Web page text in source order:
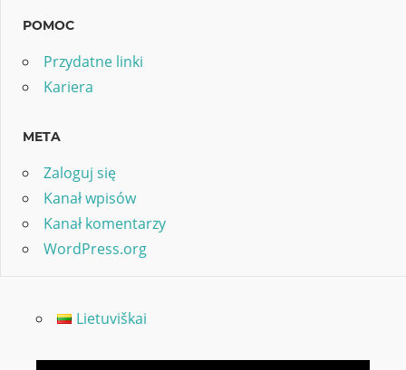
POMOC
Przydatne linki
Kariera
META
Zaloguj się
Kanał wpisów
Kanał komentarzy
WordPress.org
Lietuviškai